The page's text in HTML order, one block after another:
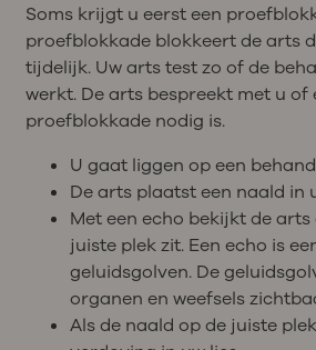
Soms krijgt u eerst een
proefblokkade blokkeert de arts
tijdelijk. Uw arts test zo of de
werkt. De arts bespreekt met u of
proefblokkade nodig is.
U gaat liggen op een
De arts plaatst een naald in
Met een echo bekijkt de
juiste plek zit. Een echo is
geluidsgolven. De
organen en weefsels
Als de naald op de juiste